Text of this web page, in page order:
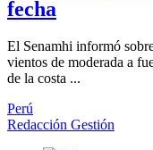
fecha
El Senamhi informó
vientos de moderada a
de la costa ...
Perú
Redacción Gestión